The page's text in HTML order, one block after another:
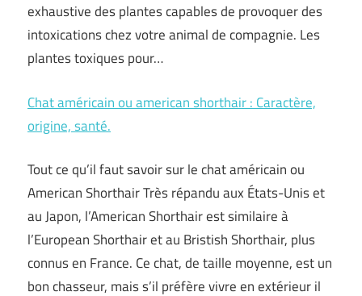
exhaustive des plantes capables de provoquer des
intoxications chez votre animal de compagnie. Les
plantes toxiques pour…
Chat américain ou american shorthair : Caractère,
origine, santé.
Tout ce qu’il faut savoir sur le chat américain ou
American Shorthair Très répandu aux États-Unis et
au Japon, l’American Shorthair est similaire à
l’European Shorthair et au Bristish Shorthair, plus
connus en France. Ce chat, de taille moyenne, est un
bon chasseur, mais s’il préfère vivre en extérieur il